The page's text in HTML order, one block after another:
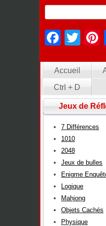
Accueil
Ctrl + D
Jeux de
7 Différences
1010
2048
Jeux de bulles
Enigme
Logique
Mahjong
Objets Cachés
Physique